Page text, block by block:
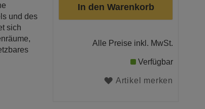
und des
sich
In den Warenkorb
Alle Preise inkl. MwSt.
Verfügbar
Artikel merken